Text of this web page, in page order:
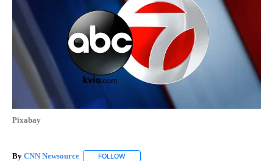
Pixabay
By CNN Newsource FOLLOW